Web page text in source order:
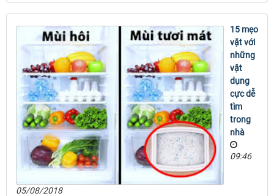
15 mẹo
vặt với
những
vật
dụng
cực dễ
tìm
trong
nhà
09:46
05/08/2018